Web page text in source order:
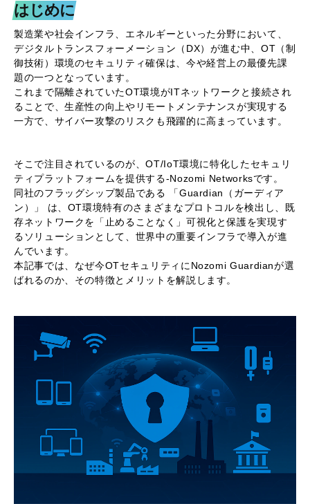
はじめに
製造業や社会インフラ、エネルギーといった分野において、
デジタルトランスフォーメーション（DX）が進む中、OT（制
御技術）環境のセキュリティ確保は、今や経営上の最優先課
題の一つとなっています。
これまで隔離されていたOT環境がITネットワークと接続され
ることで、生産性の向上やリモートメンテナンスが実現する
一方で、サイバー攻撃のリスクも飛躍的に高まっています。
そこで注目されているのが、OT/IoT環境に特化したセキュリ
ティプラットフォームを提供する-Nozomi Networksです。
同社のフラッグシップ製品である 「Guardian（ガーディア
ン）」 は、OT環境特有のさまざまなプロトコルを検出し、既
存ネットワークを「止めることなく」可視化と保護を実現す
るソリューションとして、世界中の重要インフラで導入が進
んでいます。
本記事では、なぜ今OTセキュリティにNozomi Guardianが選
ばれるのか、その特徴とメリットを解説します。